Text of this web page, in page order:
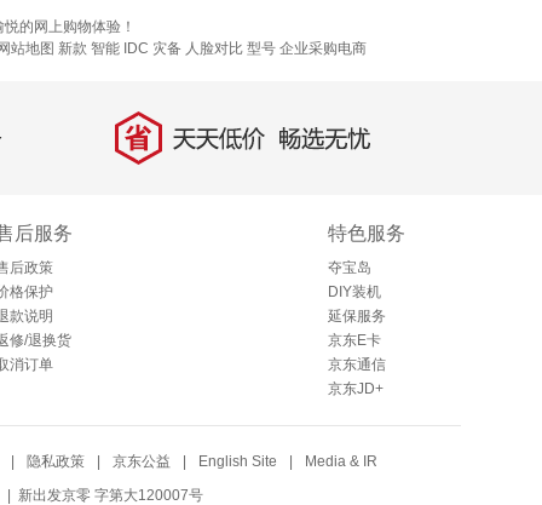
的网上购物体验！
站地图 新款 智能 IDC 灾备 人脸对比 型号 企业采购电商
省 天天低价，畅选无忧
后服务
后政策
格保护
款说明
修/退换货
消订单
特色服务
夺宝岛
DIY装机
延保服务
京东E卡
京东通信
京东JD+
隐私政策 京东公益 English Site Media & IR
| 新出发京零 字第大120007号